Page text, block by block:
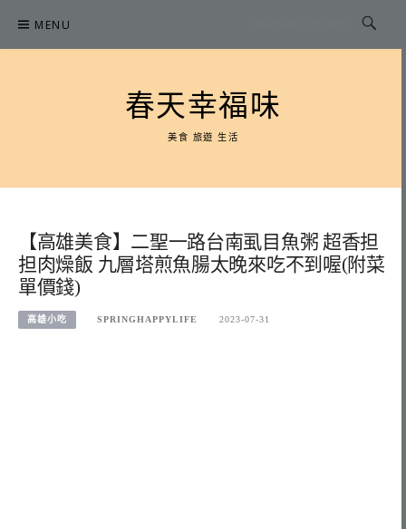
content
MENU
春天幸福味
美食 旅遊 生活
【高雄美食】二聖一路台南虱目魚粥 超香担
担肉燥飯 九層塔煎魚腸太晚來吃不到喔(附菜
單價錢)
高雄小吃 SPRINGHAPPYLIFE 2023-07-31